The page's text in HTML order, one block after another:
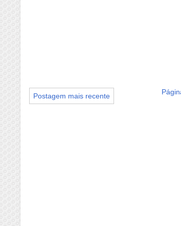
Postagem mais recente